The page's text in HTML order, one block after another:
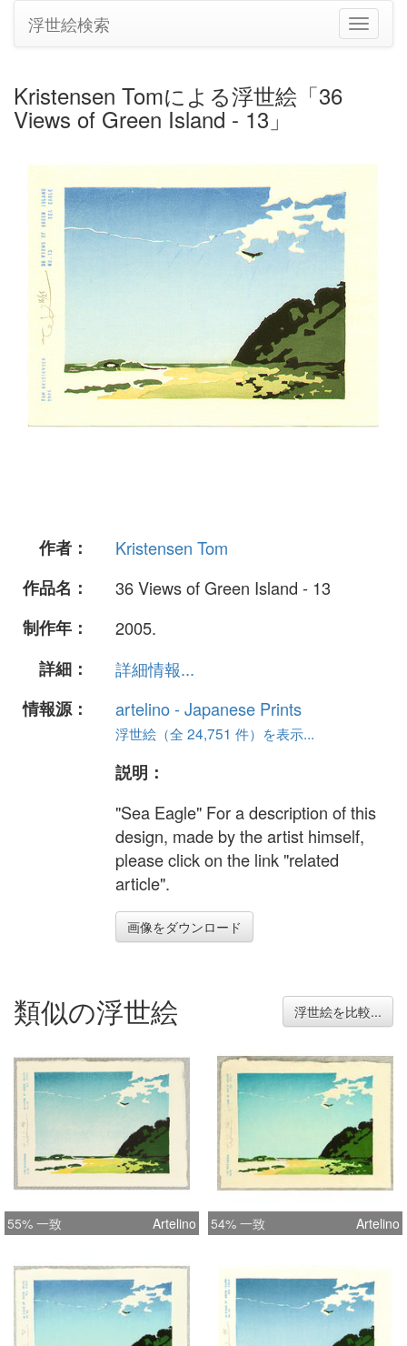
ナ
ビ
浮世絵検索
Kristensen Tomによる浮世絵「36
Views of Green Island - 13」
作者：
Kristensen Tom
作品名：
36 Views of Green Island - 13
制作年：
2005.
詳細：
詳細情報...
情報源：
artelino - Japanese Prints
浮世絵（全 24,751 件）を表示...
説明：
"Sea Eagle" For a description of this
design, made by the artist himself,
please click on the link "related
article".
画像をダウンロード
類似の浮世絵 浮世絵を比較...
55% 一致 Artelino 54% 一致 Artelino